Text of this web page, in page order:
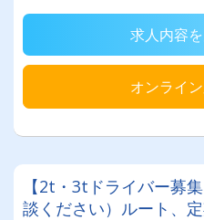
求人内容
オンライ
【2t・3tドライバー募
談ください）ルート、